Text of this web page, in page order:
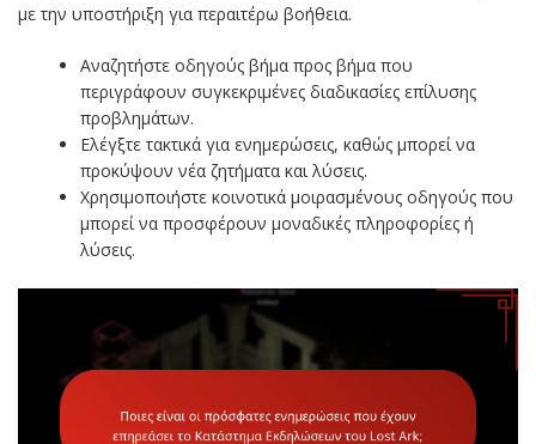
με την υποστήριξη για περαιτέρω βοήθεια.
Αναζητήστε οδηγούς βήμα προς βήμα που
περιγράφουν συγκεκριμένες διαδικασίες επίλυσης
προβλημάτων.
Ελέγξτε τακτικά για ενημερώσεις, καθώς μπορεί να
προκύψουν νέα ζητήματα και λύσεις.
Χρησιμοποιήστε κοινοτικά μοιρασμένους οδηγούς που
μπορεί να προσφέρουν μοναδικές πληροφορίες ή
λύσεις.